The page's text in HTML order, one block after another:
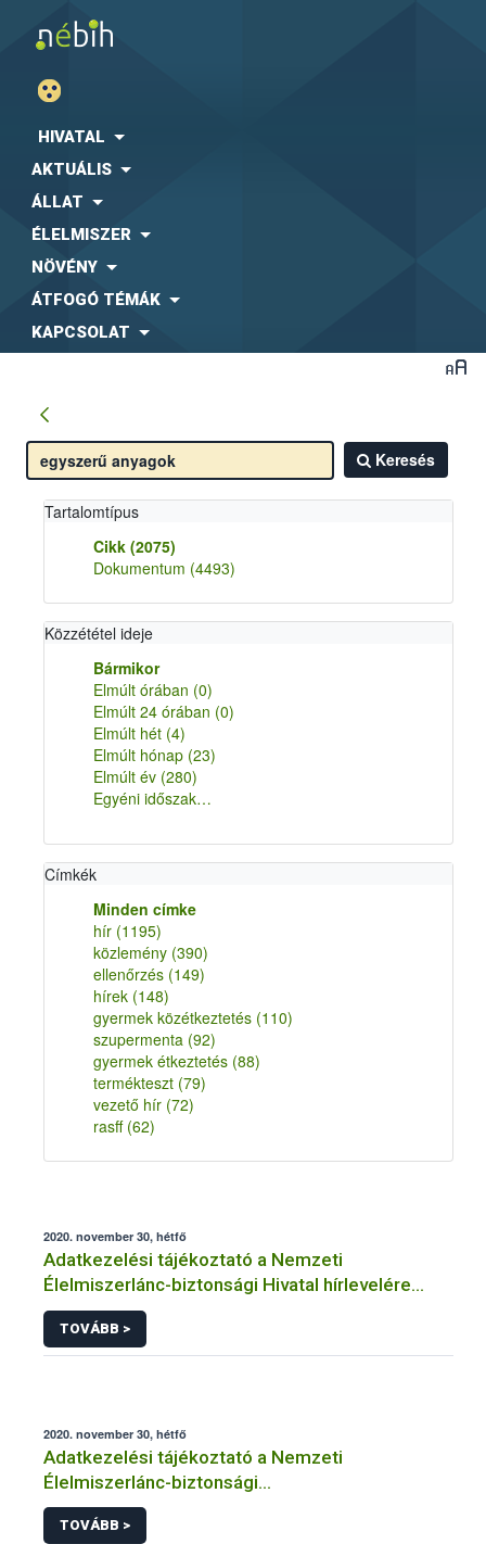
HIVATAL
AKTUÁLIS
ÁLLAT
ÉLELMISZER
NÖVÉNY
ÁTFOGÓ TÉMÁK
KAPCSOLAT
Keresés
Tartalomtípus
Cikk (2075)
Dokumentum (4493)
Közzététel ideje
Bármikor
Elmúlt órában (0)
Elmúlt 24 órában (0)
Elmúlt hét (4)
Elmúlt hónap (23)
Elmúlt év (280)
Egyéni időszak…
Címkék
Minden címke
hír (1195)
közlemény (390)
ellenőrzés (149)
hírek (148)
gyermek közétkeztetés (110)
szupermenta (92)
gyermek étkeztetés (88)
termékteszt (79)
vezető hír (72)
rasff (62)
2020. november 30, hétfő
Adatkezelési tájékoztató a Nemzeti
Élelmiszerlánc-biztonsági Hivatal hírlevelére
történő regisztrációhoz kapcsolódó
adatkezelések vonatkozásában
TOVÁBB >
2020. november 30, hétfő
Adatkezelési tájékoztató a Nemzeti
Élelmiszerlánc-biztonsági
Hivatal tevékenységéhez kötődő érintetti jogok
gyakorlásával összefüggő adatkezeléseihez
TOVÁBB >